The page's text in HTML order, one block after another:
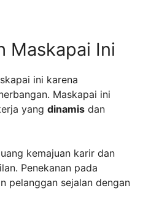
Maskapai Ini
ini karena
Maskapai ini
yang dinamis dan
kemajuan karir dan
Penekanan pada
pelanggan sejalan dengan